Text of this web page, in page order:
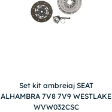
Set kit ambreiaj SEAT
ALHAMBRA 7V8 7V9 WESTLAKE
WVW032CSC